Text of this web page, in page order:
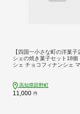
【四国一小さな町の洋菓子
シェの焼き菓子セット18個
シェ チョコフィナンシェ マ
高知県田野町
11,000 円